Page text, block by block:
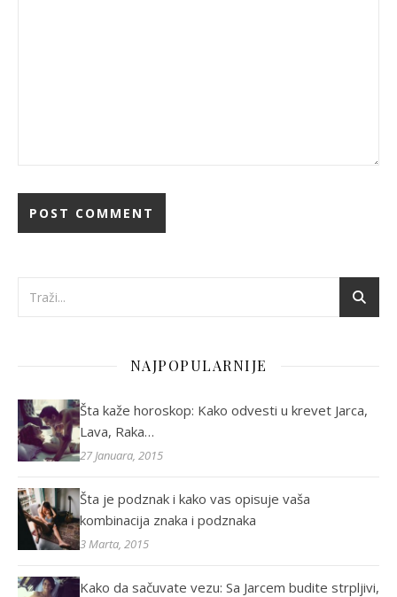
NAJPOPULARNIJE
Šta kaže horoskop: Kako odvesti u krevet Jarca,
Lava, Raka…
27 Januara, 2015
Šta je podznak i kako vas opisuje vaša
kombinacija znaka i podznaka
3 Marta, 2015
Kako da sačuvate vezu: Sa Jarcem budite strpljivi,